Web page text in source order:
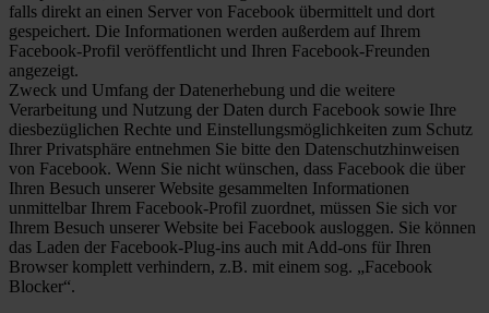
falls direkt an einen Server von Facebook übermittelt und dort
gespeichert. Die Informationen werden außerdem auf Ihrem
Facebook-Profil veröffentlicht und Ihren Facebook-Freunden
angezeigt.
Zweck und Umfang der Datenerhebung und die weitere
Verarbeitung und Nutzung der Daten durch Facebook sowie Ihre
diesbezüglichen Rechte und Einstellungsmöglichkeiten zum Schutz
Ihrer Privatsphäre entnehmen Sie bitte den Datenschutzhinweisen
von Facebook. Wenn Sie nicht wünschen, dass Facebook die über
Ihren Besuch unserer Website gesammelten Informationen
unmittelbar Ihrem Facebook-Profil zuordnet, müssen Sie sich vor
Ihrem Besuch unserer Website bei Facebook ausloggen. Sie können
das Laden der Facebook-Plug-ins auch mit Add-ons für Ihren
Browser komplett verhindern, z.B. mit einem sog. „Facebook
Blocker“.